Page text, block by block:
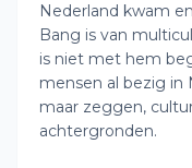
Nederland kwam
Bang is van
is niet met hem
mensen al bezig in
maar zeggen,
achtergronden.